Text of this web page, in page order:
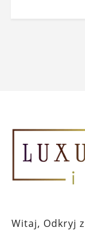
Witaj, Odkryj